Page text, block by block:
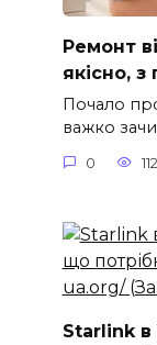
Ремонт
якісно, з
Почало
важко
0 112
Starlink в